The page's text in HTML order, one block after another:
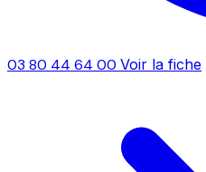
03 80 44 64 00 Voir la fiche